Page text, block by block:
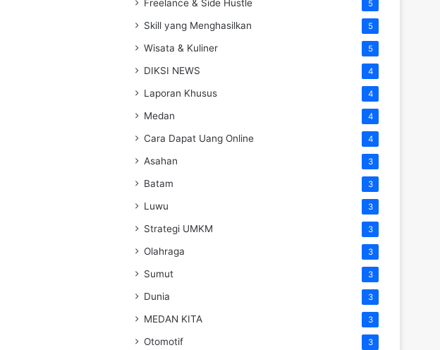
Freelance & Side Hustle 5
Skill yang Menghasilkan 5
Wisata & Kuliner 5
DIKSI NEWS 4
Laporan Khusus 4
Medan 4
Cara Dapat Uang Online 4
Asahan 3
Batam 3
Luwu 3
Strategi UMKM 3
Olahraga 3
Sumut 3
Dunia 3
MEDAN KITA 3
Otomotif 3